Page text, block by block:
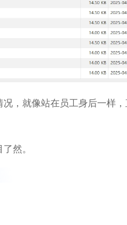
，就像站在员工身后一样
然。